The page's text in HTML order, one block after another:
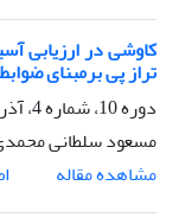
کاوشی در ارزیابی
تراز پی برمبنای
دوره 10، شماره 4، آذر و دی 1389
مسعود سلطانی
مشاهده مقاله